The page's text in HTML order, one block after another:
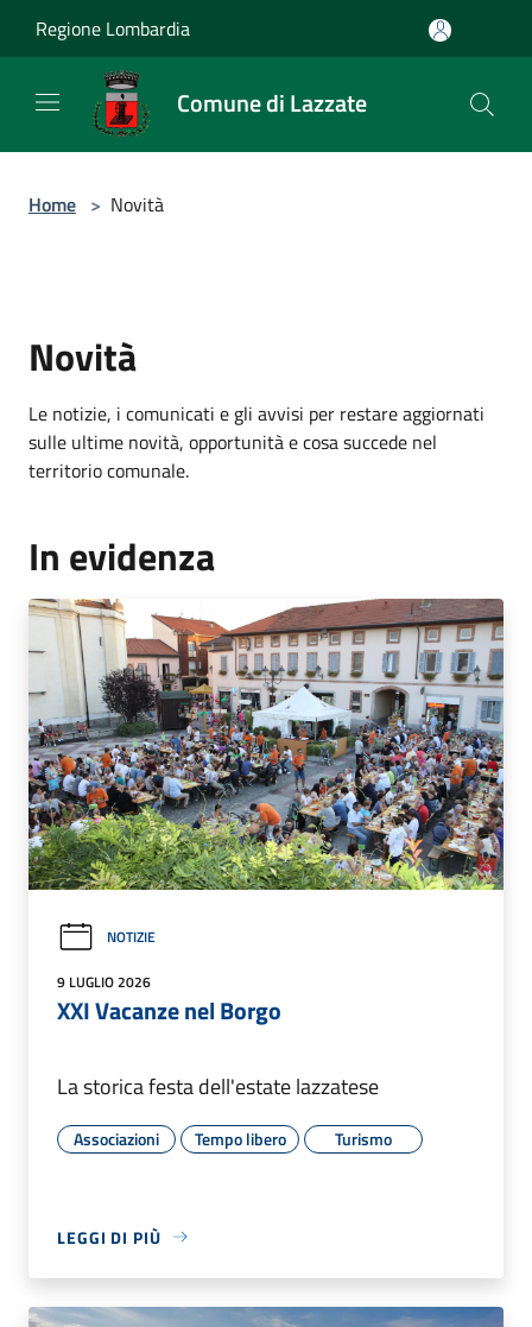
Regione Lombardia
Comune di Lazzate
Home > Novità
Novità
Le notizie, i comunicati e gli avvisi per restare aggiornati
sulle ultime novità, opportunità e cosa succede nel
territorio comunale.
In evidenza
NOTIZIE
9 LUGLIO 2026
XXI Vacanze nel Borgo
La storica festa dell'estate lazzatese
Associazioni Tempo libero Turismo
LEGGI DI PIÙ